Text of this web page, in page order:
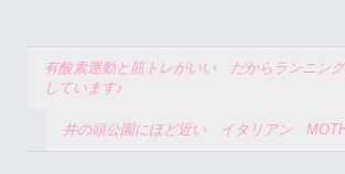
有酸素運動と筋トレがいい だからランニン
しています♪
井の頭公園にほど近い イタリアン